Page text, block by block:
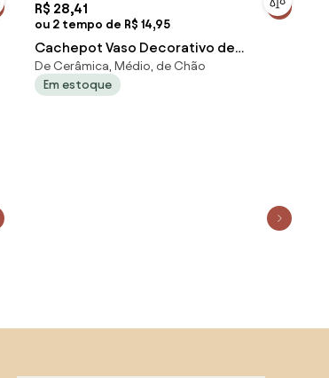
R$ 28,41
ou 2 tempo de R$ 14,95
Cachepot Vaso Decorativo de
Cerâmica Elefante Charmoso
De Cerâmica, Médio, de Chão
Em estoque